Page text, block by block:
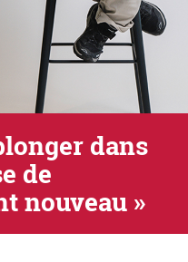
dans
de
nouveau »